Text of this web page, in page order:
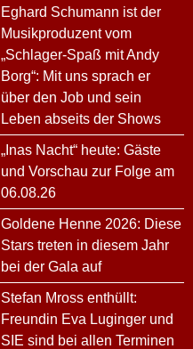
Eghard Schumann ist der
Musikproduzent vom
„Schlager-Spaß mit Andy
Borg“: Mit uns sprach er
über den Job und sein
Leben abseits der Shows
„Inas Nacht“ heute: Gäste
und Vorschau zur Folge am
06.08.26
Goldene Henne 2026: Diese
Stars treten in diesem Jahr
bei der Gala auf
Stefan Mross enthüllt:
Freundin Eva Luginger und
SIE sind bei allen Terminen